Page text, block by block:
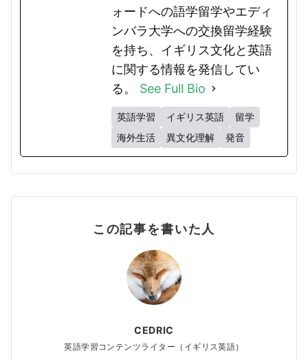
ォードへの語学留学やエディ
ンバラ大学への交換留学経験
を持ち、イギリス文化と英語
に関する情報を発信してい
る。 See Full Bio
英語学習 イギリス英語
留学
海外生活
異文化理解 発音
この記事を書いた人
CEDRIC
英語学習コンテンツライター（イギリス英語）